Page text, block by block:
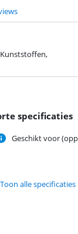
specificaties
Geschikt voor
Toon alle specificaties